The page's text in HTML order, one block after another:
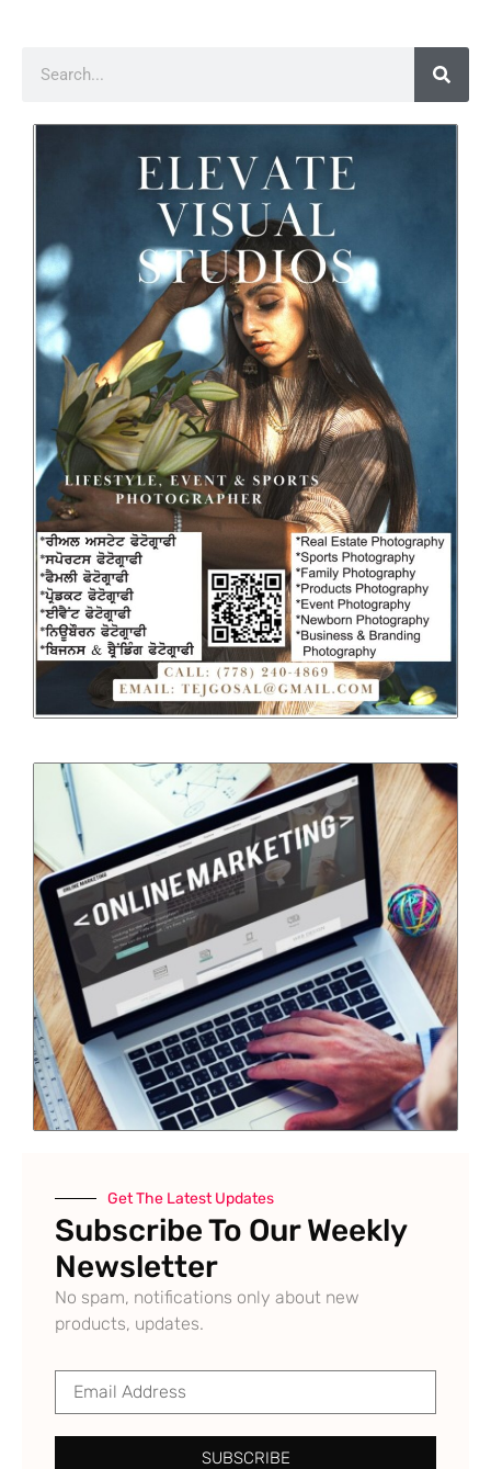
Get The Latest Updates
Subscribe To Our Weekly
Newsletter
No spam, notifications only about new
products, updates.
SUBSCRIBE